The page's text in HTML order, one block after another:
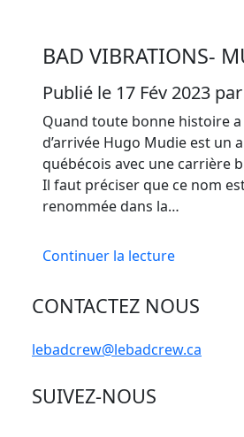
BAD VIBRATIONS-
Publié le 17 Fév 2023 par
Quand toute bonne histoire
d’arrivée Hugo Mudie est un
québécois avec une carrière
Il faut préciser que ce nom
renommée dans la…
Continuer la lecture
CONTACTEZ NOUS
lebadcrew@lebadcrew.ca
SUIVEZ-NOUS